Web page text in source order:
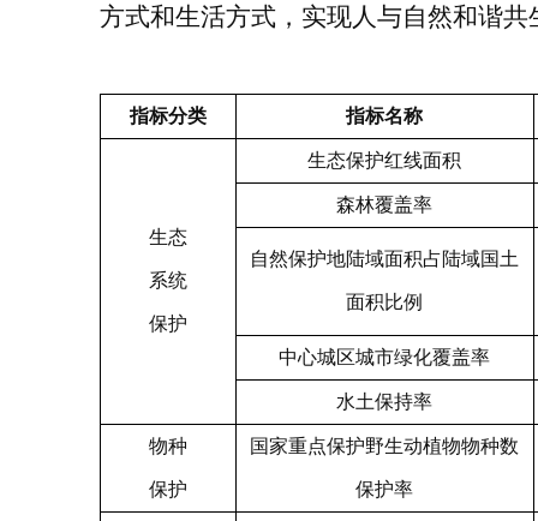
方式和生活方式，实现人与自然和谐共
指标分类 指标名称
生态
系统
保护
生态保护红线面积
森林覆盖率
自然保护地陆域面积占陆域国土
面积比例
中心城区城市绿化覆盖率
水土保持率
物种
保护
国家重点保护野生动植物物种数
保护率